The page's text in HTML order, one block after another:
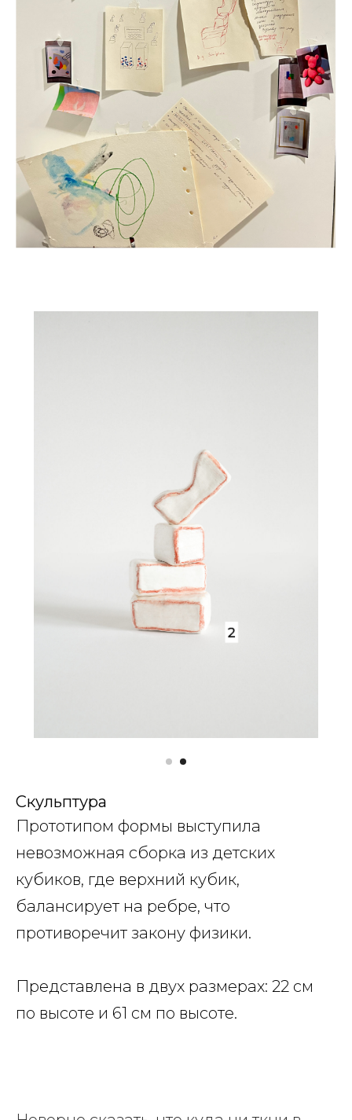
Скульптура
Прототипом формы выступила
невозможная сборка из детских
кубиков, где верхний кубик,
балансирует на ребре, что
противоречит закону физики.
Представлена в двух размерах: 22 см
по высоте и 61 см по высоте.